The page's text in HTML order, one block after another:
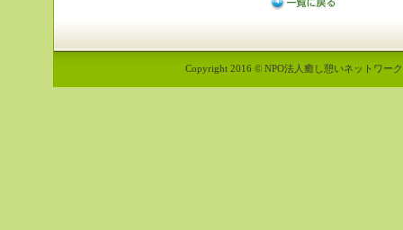
Copyright 2016 © NPO法人癒し憩いネットワー